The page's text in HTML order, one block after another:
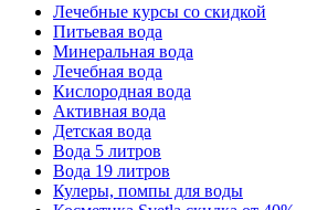
Лечебные курсы со скидкой
Питьевая вода
Минеральная вода
Лечебная вода
Кислородная вода
Активная вода
Детская вода
Вода 5 литров
Вода 19 литров
Кулеры, помпы для воды